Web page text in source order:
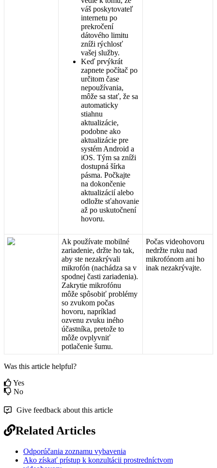
váš poskytovateľ
internetu po
prekročení
dátového limitu
zníži rýchlosť
vašej služby.
Keď prvýkrát
zapnete počítač po
určitom čase
nepoužívania,
môže sa stať, že sa
automaticky
stiahnu
aktualizácie,
podobne ako
aktualizácie pre
systém Android a
iOS. Tým sa zníži
dostupná šírka
pásma. Počkajte
na dokončenie
aktualizácií alebo
odložte sťahovanie
až po uskutočnení
hovoru.
Ak používate mobilné
zariadenie, držte ho tak,
aby ste nezakrývali
mikrofón (nachádza sa v
spodnej časti zariadenia).
Zakrytie mikrofónu
môže spôsobiť problémy
so zvukom počas
hovoru, napríklad
ozvenu zvuku iného
účastníka, pretože to
môže ovplyvniť
potlačenie šumu.
Počas videohovoru
nedržte ruku nad
mikrofónom ani ho
inak nezakrývajte.
Was this article helpful?
Yes
No
Give feedback about this article
Related Articles
Odporúčania zoznamu vybavenia
Ako získať prístup k konzultácii prostredníctvom